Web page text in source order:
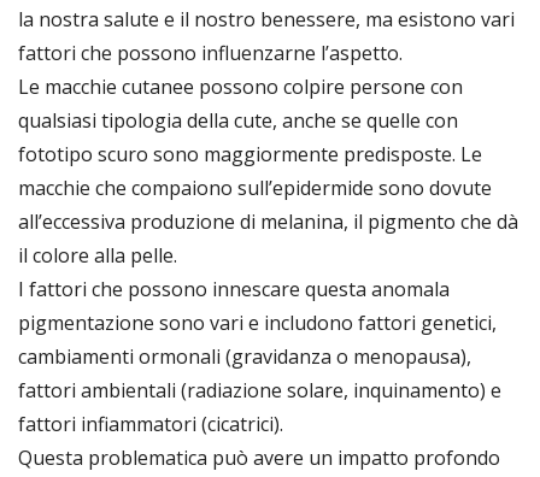
la nostra salute e il nostro benessere, ma esistono vari
fattori che possono influenzarne l’aspetto.
Le macchie cutanee possono colpire persone con
qualsiasi tipologia della cute, anche se quelle con
fototipo scuro sono maggiormente predisposte. Le
macchie che compaiono sull’epidermide sono dovute
all’eccessiva produzione di melanina, il pigmento che dà
il colore alla pelle.
I fattori che possono innescare questa anomala
pigmentazione sono vari e includono fattori genetici,
cambiamenti ormonali (gravidanza o menopausa),
fattori ambientali (radiazione solare, inquinamento) e
fattori infiammatori (cicatrici).
Questa problematica può avere un impatto profondo